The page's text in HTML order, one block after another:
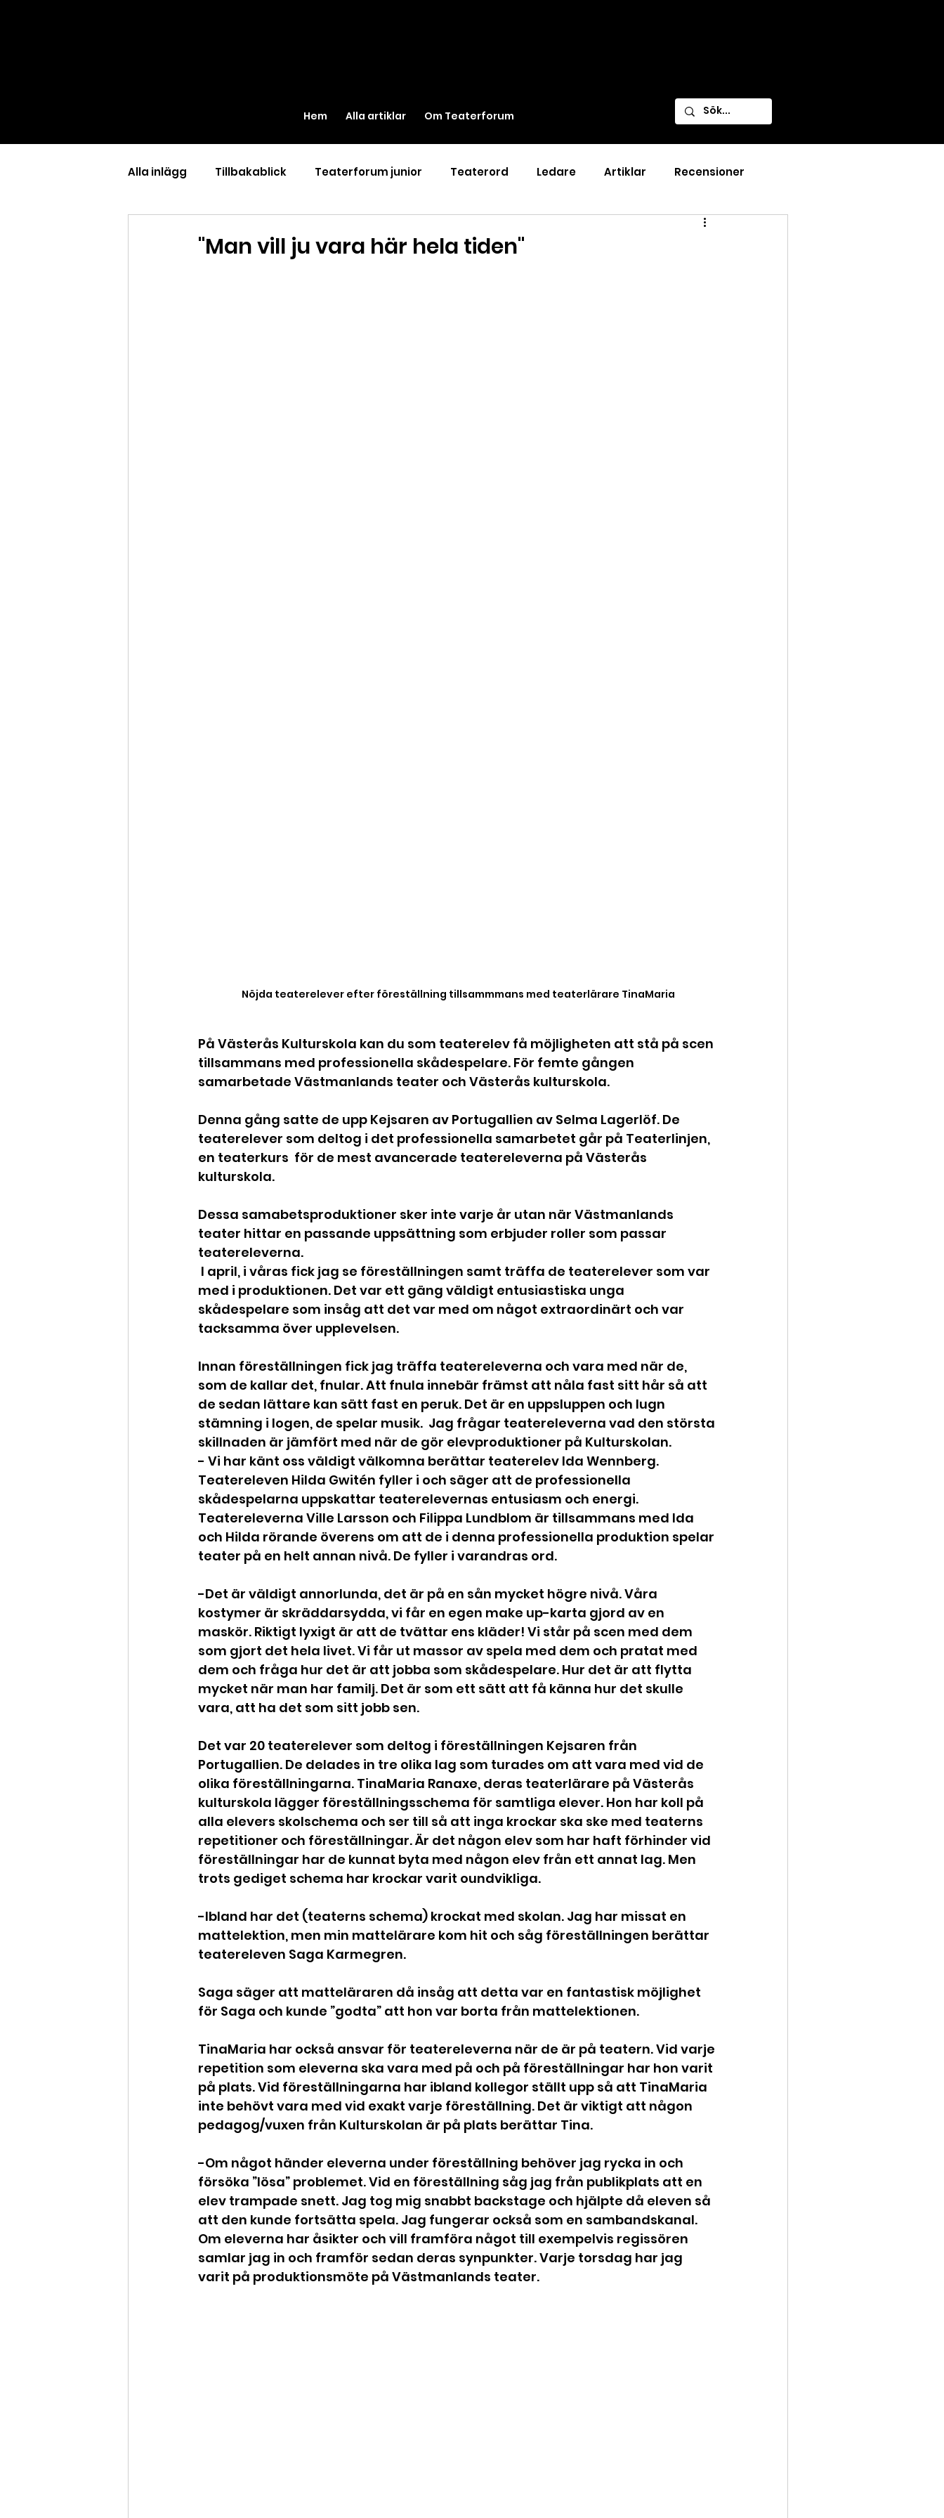
Hem Alla artiklar Om Teaterforum
Alla inlägg Tillbakablick Teaterforum junior Teaterord Ledare Artiklar Recensioner
"Man vill ju vara här hela tiden"
Nöjda teaterelever efter föreställning tillsammmans med teaterlärare TinaMaria
På Västerås Kulturskola kan du som teaterelev få möjligheten att stå på scen
tillsammans med professionella skådespelare. För femte gången
samarbetade Västmanlands teater och Västerås kulturskola.
Denna gång satte de upp Kejsaren av Portugallien av Selma Lagerlöf. De
teaterelever som deltog i det professionella samarbetet går på Teaterlinjen,
en teaterkurs  för de mest avancerade teatereleverna på Västerås
kulturskola.
Dessa samabetsproduktioner sker inte varje år utan när Västmanlands
teater hittar en passande uppsättning som erbjuder roller som passar
teatereleverna.
med i produktionen. Det var ett gäng väldigt entusiastiska unga
skådespelare som insåg att det var med om något extraordinärt och var
tacksamma över upplevelsen.
Innan föreställningen fick jag träffa teatereleverna och vara med när de,
som de kallar det, fnular. Att fnula innebär främst att nåla fast sitt hår så att
de sedan lättare kan sätt fast en peruk. Det är en uppsluppen och lugn
stämning i logen, de spelar musik.  Jag frågar teatereleverna vad den största
skillnaden är jämfört med när de gör elevproduktioner på Kulturskolan.
- Vi har känt oss väldigt välkomna berättar teaterelev Ida Wennberg.
Teatereleven Hilda Gwitén fyller i och säger att de professionella
skådespelarna uppskattar teaterelevernas entusiasm och energi.
Teatereleverna Ville Larsson och Filippa Lundblom är tillsammans med Ida
och Hilda rörande överens om att de i denna professionella produktion spelar
teater på en helt annan nivå. De fyller i varandras ord.
-Det är väldigt annorlunda, det är på en sån mycket högre nivå. Våra
kostymer är skräddarsydda, vi får en egen make up-karta gjord av en
maskör. Riktigt lyxigt är att de tvättar ens kläder! Vi står på scen med dem
som gjort det hela livet. Vi får ut massor av spela med dem och pratat med
dem och fråga hur det är att jobba som skådespelare. Hur det är att flytta
mycket när man har familj. Det är som ett sätt att få känna hur det skulle
vara, att ha det som sitt jobb sen.
Det var 20 teaterelever som deltog i föreställningen Kejsaren från
Portugallien. De delades in tre olika lag som turades om att vara med vid de
olika föreställningarna. TinaMaria Ranaxe, deras teaterlärare på Västerås
kulturskola lägger föreställningsschema för samtliga elever. Hon har koll på
alla elevers skolschema och ser till så att inga krockar ska ske med teaterns
repetitioner och föreställningar. Är det någon elev som har haft förhinder vid
föreställningar har de kunnat byta med någon elev från ett annat lag. Men
trots gediget schema har krockar varit oundvikliga.
-Ibland har det (teaterns schema) krockat med skolan. Jag har missat en
mattelektion, men min mattelärare kom hit och såg föreställningen berättar
teatereleven Saga Karmegren.
Saga säger att matteläraren då insåg att detta var en fantastisk möjlighet
för Saga och kunde ”godta” att hon var borta från mattelektionen.
TinaMaria har också ansvar för teatereleverna när de är på teatern. Vid varje
repetition som eleverna ska vara med på och på föreställningar har hon varit
på plats. Vid föreställningarna har ibland kollegor ställt upp så att TinaMaria
inte behövt vara med vid exakt varje föreställning. Det är viktigt att någon
pedagog/vuxen från Kulturskolan är på plats berättar Tina.
-Om något händer eleverna under föreställning behöver jag rycka in och
försöka ”lösa” problemet. Vid en föreställning såg jag från publikplats att en
elev trampade snett. Jag tog mig snabbt backstage och hjälpte då eleven så
att den kunde fortsätta spela. Jag fungerar också som en sambandskanal.
Om eleverna har åsikter och vill framföra något till exempelvis regissören
samlar jag in och framför sedan deras synpunkter. Varje torsdag har jag
varit på produktionsmöte på Västmanlands teater.